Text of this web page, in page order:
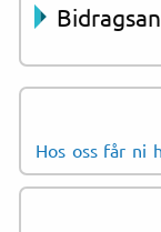
Hos oss får ni